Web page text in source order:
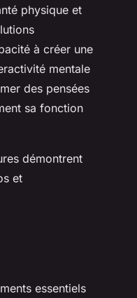
physique et
à créer une
mentale
des pensées
sa fonction
démontrent
et
essentiels